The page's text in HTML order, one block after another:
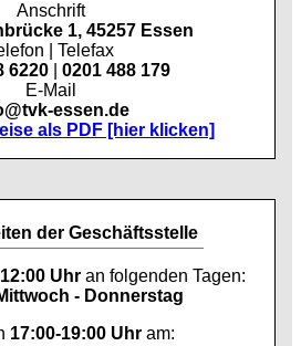
Anschrift
1, 45257 Essen
| Telefax
6220
0201 488 179
E-Mail
essen.de
als PDF [hier klicken]
der Geschäftsstelle
Uhran folgenden Tagen:
- Donnerstag
17:00-19:00 Uhr am: